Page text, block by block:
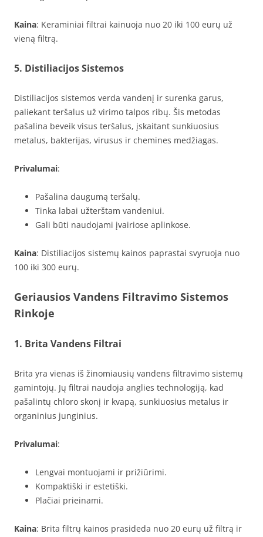
Kaina: Keraminiai filtrai kainuoja nuo 20 iki 100 eurų už
vieną filtrą.
5. Distiliacijos Sistemos
Distiliacijos sistemos verda vandenį ir surenka garus,
paliekant teršalus už virimo talpos ribų. Šis metodas
pašalina beveik visus teršalus, įskaitant sunkiuosius
metalus, bakterijas, virusus ir chemines medžiagas.
Privalumai:
Pašalina daugumą teršalų.
Tinka labai užterštam vandeniui.
Gali būti naudojami įvairiose aplinkose.
Kaina: Distiliacijos sistemų kainos paprastai svyruoja nuo
100 iki 300 eurų.
Geriausios Vandens Filtravimo Sistemos
Rinkoje
1. Brita Vandens Filtrai
Brita yra vienas iš žinomiausių vandens filtravimo sistemų
gamintojų. Jų filtrai naudoja anglies technologiją, kad
pašalintų chloro skonį ir kvapą, sunkiuosius metalus ir
organinius junginius.
Privalumai:
Lengvai montuojami ir prižiūrimi.
Kompaktiški ir estetiški.
Plačiai prieinami.
Kaina: Brita filtrų kainos prasideda nuo 20 eurų už filtrą ir